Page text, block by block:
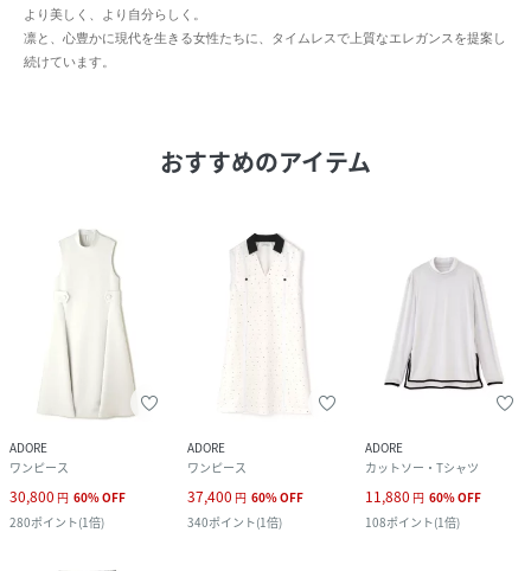
より美しく、より自分らしく。
凛と、心豊かに現代を生きる女性たちに、タイムレスで上質なエレガンスを提案し
続けています。
おすすめのアイテム
ADORE
ワンピース
30,800 円 60%OFF
280ポイント(1倍)
ADORE
ワンピース
37,400 円 60%OFF
340ポイント(1倍)
ADORE
カットソー・Tシャツ
11,880 円 60%OFF
108ポイント(1倍)